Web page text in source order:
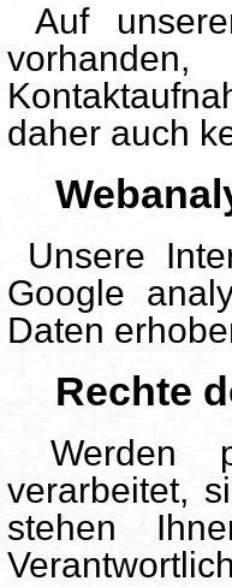
Auf
daher auch
Unsere
Google
Daten
Rechte
Werden
verarbeitet,
stehen